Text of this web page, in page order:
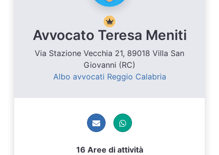
Avvocato Teresa Meniti
Via Stazione Vecchia 21, 89018 Villa San
Giovanni (RC)
Albo avvocati Reggio Calabria
16 Aree di attività